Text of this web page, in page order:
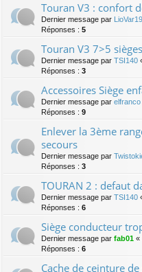
Touran V3 : confort
Dernier message par
Réponses : 5
Touran V3 7>5 sièges
Dernier message par TSI140
Réponses : 3
Accessoires Siège
Dernier message par elfranco
Réponses : 9
Enlever la 3ème
secours
Dernier message par
Réponses : 3
TOURAN 2 : defaut
Dernier message par TSI140
Réponses : 6
Siège conducteur
Dernier message par fab01 «
Réponses : 6
Cache de ceinture